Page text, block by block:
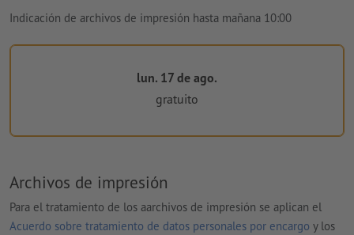
Indicación de archivos de impresión hasta mañana 10:00
lun. 17 de ago.
gratuito
Archivos de impresión
Para el tratamiento de los aarchivos de impresión se aplican el
Acuerdo sobre tratamiento de datos personales por encargo y los